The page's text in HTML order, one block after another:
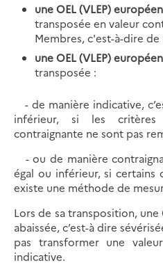
une OEL (VLEP)
transposée en valeur
Membres, c'est-à-dire
une OEL (VLEP)
transposée :
- de manière indicative,
inférieur, si les
contraignante ne sont pas
- ou de manière
égal ou inférieur, si certains
existe une méthode de
Lors de sa transposition,
abaissée, c’est-à dire
pas transformer une
indicative.